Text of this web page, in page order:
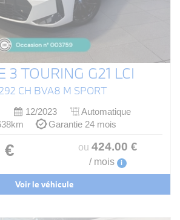
3 TOURING G21 LCI
CH BVA8 M SPORT
12/2023
Automatique
Garantie 24 mois
€ ou 424.00 €
/ mois i
Voir le véhicule